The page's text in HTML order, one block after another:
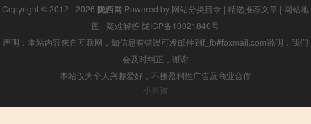
Copyright © 2012 - 2026 陇西网 Powered by 网站分类目录 | 精选推荐文章 | 网站地
图 | 疑难解答 陇ICP备10021840号
声明：本站内容来自互联网，如信息有错误可发邮件到f_fb#foxmail.com说明，我们
会及时纠正，谢谢
本站仅为个人兴趣爱好，不接盈利性广告及商业合作
小男孩